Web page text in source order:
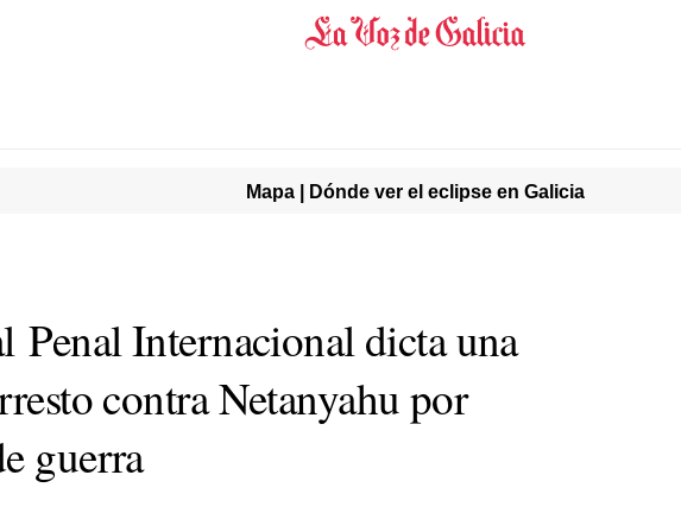
Mapa | Dónde ver el eclipse en Galicia
Penal Internacional dicta una
contra Netanyahu por
guerra